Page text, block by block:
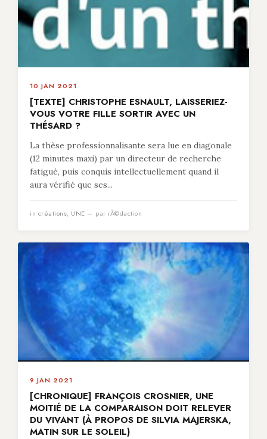
10 JAN 2021
[TEXTE] CHRISTOPHE ESNAULT, LAISSERIEZ-
VOUS VOTRE FILLE SORTIR AVEC UN
THÉSARD ?
La thèse professionnalisante sera lue en diagonale
(12 minutes maxi) par un directeur de recherche
fatigué, puis conquis intellectuellement quand il
aura vérifié que ses...
in créations, UNE — par rÃ©daction
9 JAN 2021
[CHRONIQUE] FRANÇOIS CROSNIER, UNE
MOITIÉ DE LA COMPARAISON DOIT RELEVER
DU VIVANT (À PROPOS DE SILVIA MAJERSKA,
MATIN SUR LE SOLEIL)